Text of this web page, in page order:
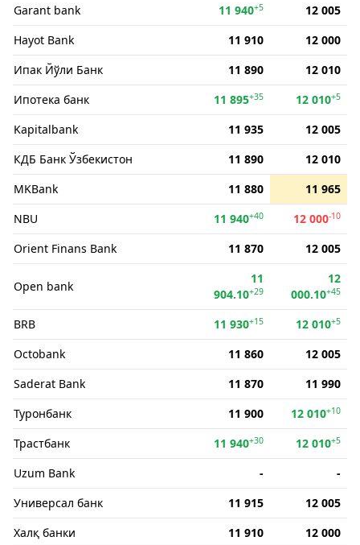
Garant bank
11 940+5
12 005
Hayot Bank
11 910
12 000
Ипак Йўли Банк
11 890
12 010
Ипотека банк
11 895+35 12 010+5
Kapitalbank 11 935
12 005
КДБ Банк Ўзбекистон
11 890
12 010
MKBank
11 880
11 965
NBU
11 940+40 12 000-10
Orient Finans Bank 11 870 12 005
Open bank
11
904.10+29
12
000.10+45
BRB 11 930+15 12 010+5
Octobank 11 860
12 005
Saderat Bank
11 870
11 990
Туронбанк
11 900 12 010+10
Трастбанк 11 940+30 12 010+5
Uzum Bank -
-
Универсал банк
11 915
12 005
Халқ банки
11 910
12 000